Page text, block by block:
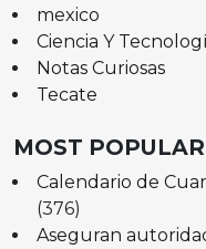
mexico
Ciencia Y
Notas Curiosas
Tecate
MOST POPULAR
Calendario de
(376)
Aseguran